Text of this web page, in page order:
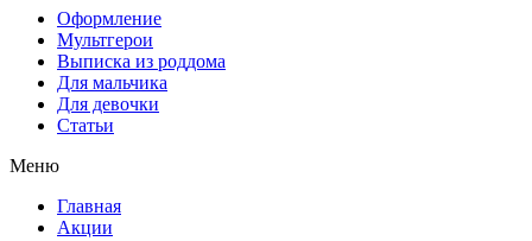
Оформление
Мультгерои
Выписка из роддома
Для мальчика
Для девочки
Статьи
Меню
Главная
Акции